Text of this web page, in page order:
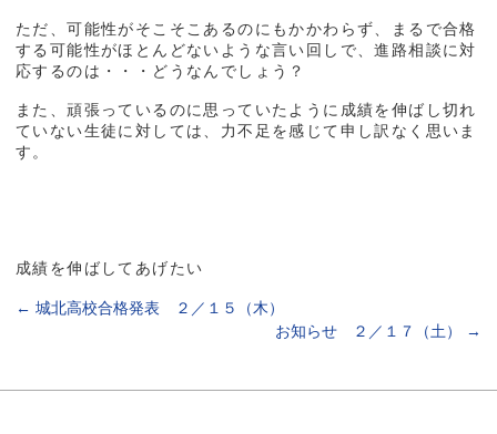
ただ、可能性がそこそこあるのにもかかわらず、まるで合格
する可能性がほとんどないような言い回しで、進路相談に対
応するのは・・・どうなんでしょう？
また、頑張っているのに思っていたように成績を伸ばし切れ
ていない生徒に対しては、力不足を感じて申し訳なく思いま
す。
成績を伸ばしてあげたい
← 城北高校合格発表 ２／１５（木）
お知らせ ２／１７（土）
→